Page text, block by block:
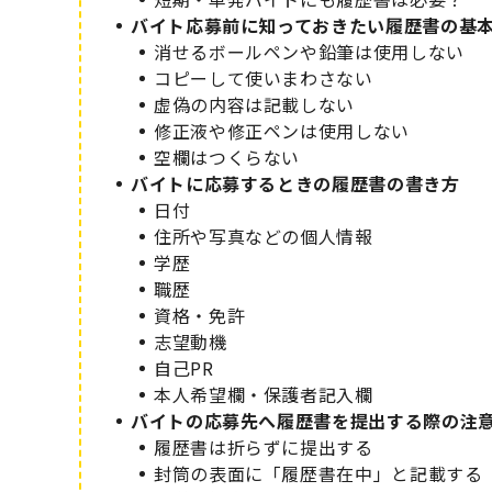
バイト応募前に知っておきたい履歴書の基
消せるボールペンや鉛筆は使用しない
コピーして使いまわさない
虚偽の内容は記載しない
修正液や修正ペンは使用しない
空欄はつくらない
バイトに応募するときの履歴書の書き方
日付
住所や写真などの個人情報
学歴
職歴
資格・免許
志望動機
自己PR
本人希望欄・保護者記入欄
バイトの応募先へ履歴書を提出する際の注
履歴書は折らずに提出する
封筒の表面に「履歴書在中」と記載する